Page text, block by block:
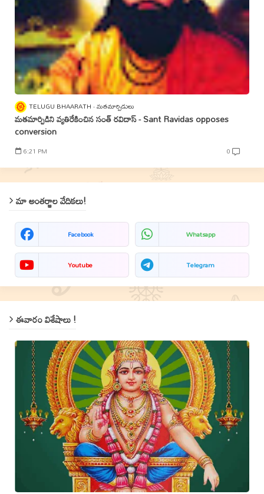
TELUGU BHAARATH మతమార్పిడులు
మతమార్పిడిని వ్యతిరేకించిన సంత్‌ రవిదాస్‌ - Sant Ravidas opposes
conversion
6:21 PM 0
మా అంతర్జాల వేదికలు!
Facebook Whatsapp
Youtube Telegram
ఈవారం విశేషాలు !